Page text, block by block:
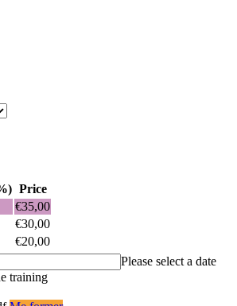
Price
€35,00
€30,00
€20,00
Please select a date
training